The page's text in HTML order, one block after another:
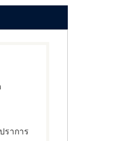
ราการ